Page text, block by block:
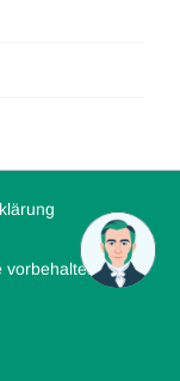
vorbehalten.